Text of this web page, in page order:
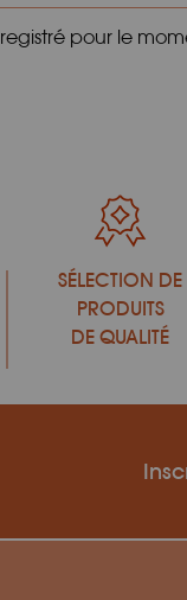
pour le
SÉLECTION DE
PRODUITS
DE QUALITÉ